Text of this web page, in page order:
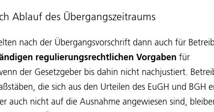
Ablauf des Übergangszeitraums
nach der Übergangsvorschrift dann auch für
regulierungsrechtlichen Vorgaben für
der Gesetzgeber bis dahin nicht nachjustiert.
die sich aus den Urteilen des EuGH und BGH
auch nicht auf die Ausnahme angewiesen sind,